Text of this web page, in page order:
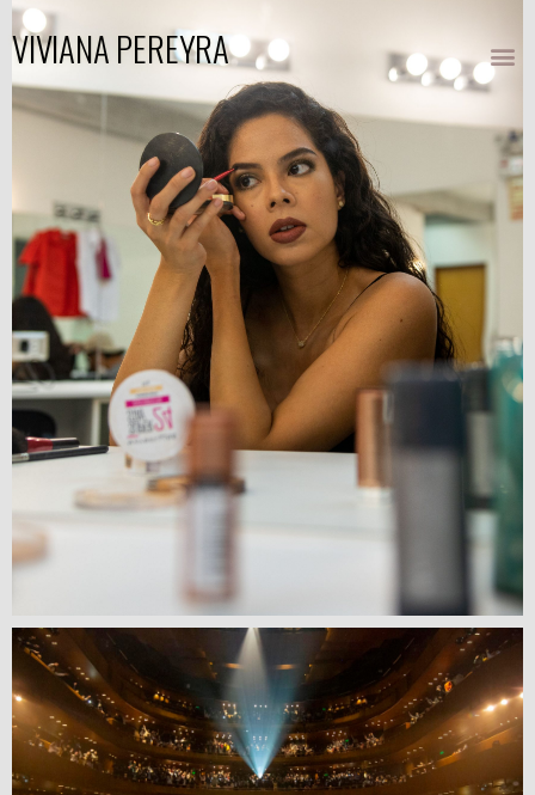
VIVIANA PEREYRA